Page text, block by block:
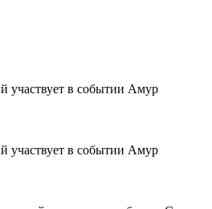
Амур
Амур